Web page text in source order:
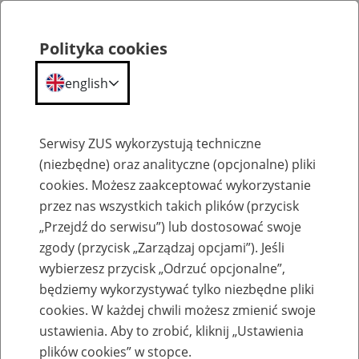
Komunikaty
Polityka cookies
english
Serwisy ZUS wykorzystują techniczne
(niezbędne) oraz analityczne (opcjonalne) pliki
cookies. Możesz zaakceptować wykorzystanie
przez nas wszystkich takich plików (przycisk
„Przejdź do serwisu”) lub dostosować swoje
zgody (przycisk „Zarządzaj opcjami”). Jeśli
wybierzesz przycisk „Odrzuć opcjonalne”,
będziemy wykorzystywać tylko niezbędne pliki
cookies. W każdej chwili możesz zmienić swoje
ustawienia. Aby to zrobić, kliknij „Ustawienia
plików cookies” w stopce.